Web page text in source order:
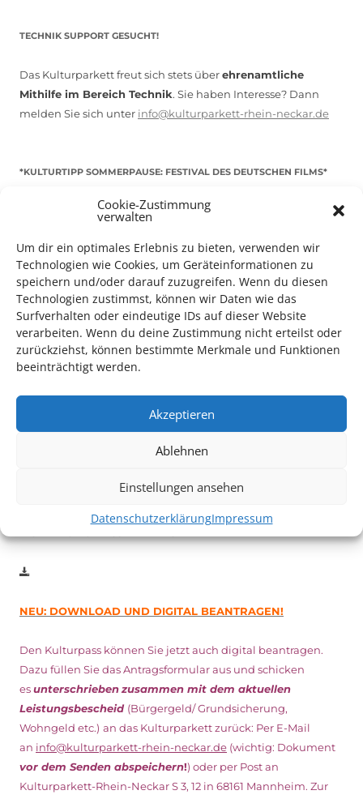
Cookie-Zustimmung
verwalten
Um dir ein optimales Erlebnis zu bieten, verwenden wir
Technologien wie Cookies, um Geräteinformationen zu
speichern und/oder darauf zuzugreifen. Wenn du diesen
Technologien zustimmst, können wir Daten wie das
Surfverhalten oder eindeutige IDs auf dieser Website
verarbeiten. Wenn du deine Zustimmung nicht erteilst oder
zurückziehst, können bestimmte Merkmale und Funktionen
beeinträchtigt werden.
Akzeptieren
Ablehnen
Einstellungen ansehen
DatenschutzerklärungImpressum
TECHNIK SUPPORT GESUCHT!
Das Kulturparkett freut sich stets überehrenamtliche
Mithilfe im Bereich Technik. Sie haben Interesse? Dann
melden Sie sich unter info@kulturparkett-rhein-neckar.de
*KULTURTIPP SOMMERPAUSE: FESTIVAL DES DEUTSCHEN FILMS*
Auch dieses Jahr findet wieder das
Filmsin Ludwigshafen statt.
Vom 19. August bist zum 9. September
Inhaber*innen freien Eintrittzu den Vorstellungen – 30
Minuten vor Beginn des Films und solange der Vorrat reicht!
NEU: DOWNLOAD UND DIGITAL BEANTRAGEN!
Den Kulturpass können Sie jetzt auch digital beantragen.
Dazu füllen Sie das Antragsformular aus und schicken
esunterschriebenzusammen mit dem aktuellen
Leistungsbescheid (Bürgergeld/ Grundsicherung,
Wohngeld etc.) an das Kulturparkett zurück: Per E-Mail
an info@kulturparkett-rhein-neckar.de (wichtig: Dokument
vor dem Senden abspeichern!) oder per Post an
Kulturparkett-Rhein-Neckar S 3, 12 in 68161 Mannheim. Zur